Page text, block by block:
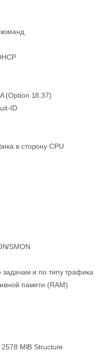
(Option 18,37)
ID
в сторону CPU
SMON
задачам и по типу трафика
памяти (RAM)
MIB Structure